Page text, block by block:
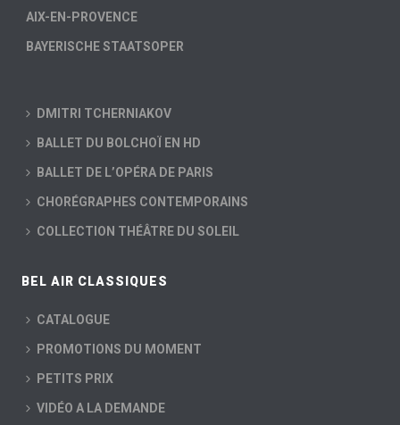
AIX-EN-PROVENCE
BAYERISCHE STAATSOPER
DMITRI TCHERNIAKOV
BALLET DU BOLCHOÏ EN HD
BALLET DE L’OPÉRA DE PARIS
CHORÉGRAPHES CONTEMPORAINS
COLLECTION THÉÂTRE DU SOLEIL
BEL AIR CLASSIQUES
CATALOGUE
PROMOTIONS DU MOMENT
PETITS PRIX
VIDÉO A LA DEMANDE